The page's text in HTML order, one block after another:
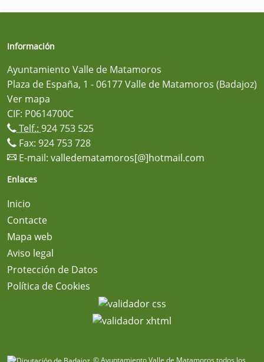
Información
Ayuntamiento Valle de Matamoros
Plaza de España, 1 - 06177 Valle de Matamoros (Badajoz)
Ver mapa
CIF: P0614700C
Telf.: 924 753 525
Fax: 924 753 728
E-mail: valledematamoros[@]hotmail.com
Enlaces
Inicio
Contacte
Mapa web
Aviso legal
Protección de Datos
Política de Cookies